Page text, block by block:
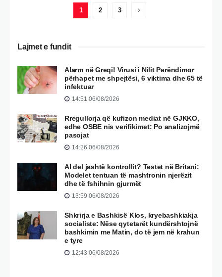
1 2 3
Lajmet e fundit
Alarm në Greqi! Virusi i Nilit Perëndimor
përhapet me shpejtësi, 6 viktima dhe 65 të
infektuar
14:51 06/08/2026
Rregullorja që kufizon mediat në GJKKO,
edhe OSBE nis verifikimet: Po analizojmë
pasojat
14:26 06/08/2026
AI del jashtë kontrollit? Testet në Britani:
Modelet tentuan të mashtronin njerëzit
dhe të fshihnin gjurmët
13:59 06/08/2026
Shkrirja e Bashkisë Klos, kryebashkiakja
socialiste: Nëse qytetarët kundërshtojnë
bashkimin me Matin, do të jem në krahun
e tyre
12:43 06/08/2026